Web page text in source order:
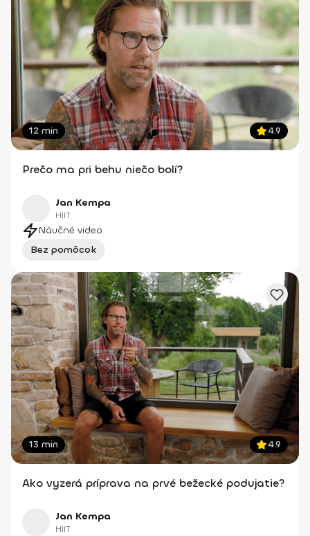
12 min 4.9
Prečo ma pri behu niečo bolí?
Jan Kempa
HIIT
Náučné video
Bez pomôcok
13 min 4.9
Ako vyzerá príprava na prvé bežecké podujatie?
Jan Kempa
HIIT